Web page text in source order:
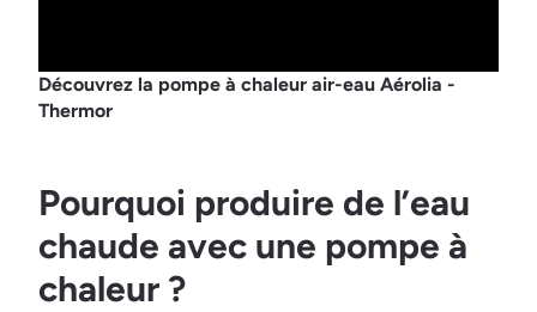
Découvrez la pompe à chaleur air-eau Aérolia -
Thermor
Pourquoi produire de l’eau
chaude avec une pompe à
chaleur ?